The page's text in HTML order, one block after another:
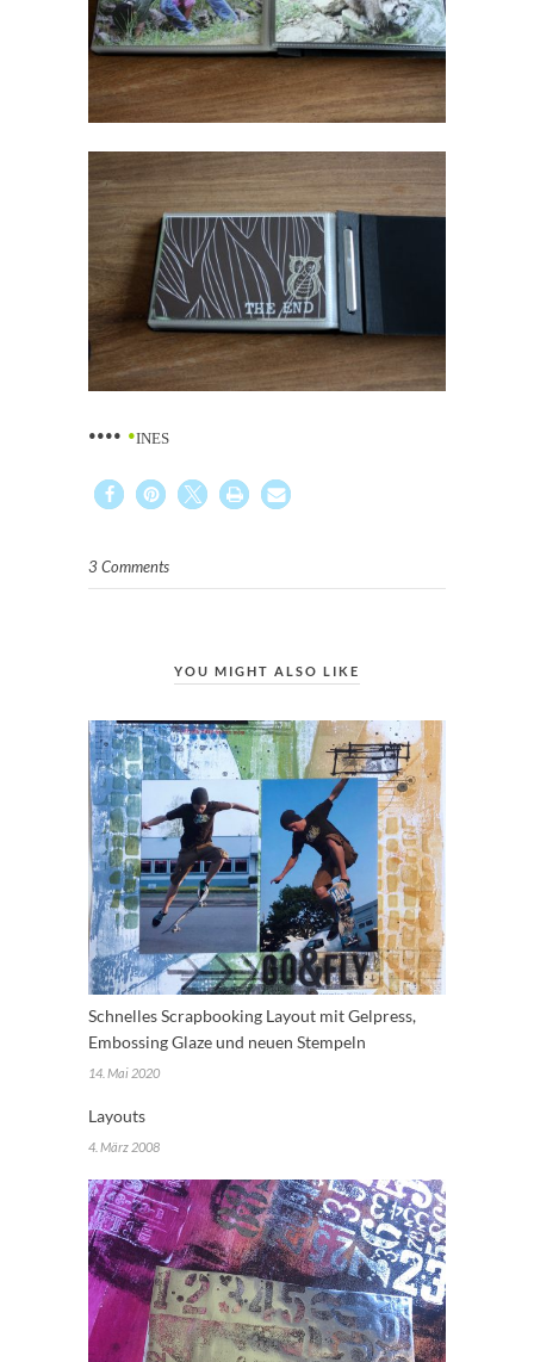
•••• •INES
3 Comments
YOU MIGHT ALSO LIKE
Schnelles Scrapbooking Layout mit Gelpress,
Embossing Glaze und neuen Stempeln
14. Mai 2020
Layouts
4. März 2008